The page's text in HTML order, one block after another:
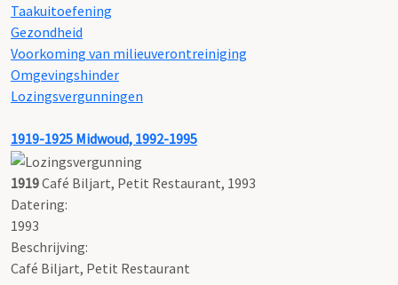
Taakuitoefening
Gezondheid
Voorkoming van milieuverontreiniging
Omgevingshinder
Lozingsvergunningen
1919-1925 Midwoud, 1992-1995
1919Café Biljart, Petit Restaurant, 1993
Datering:
1993
Beschrijving:
Café Biljart, Petit Restaurant